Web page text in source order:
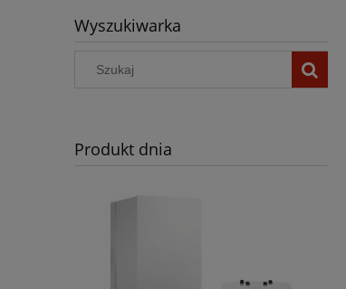
Wyszukiwarka
Produkt dnia